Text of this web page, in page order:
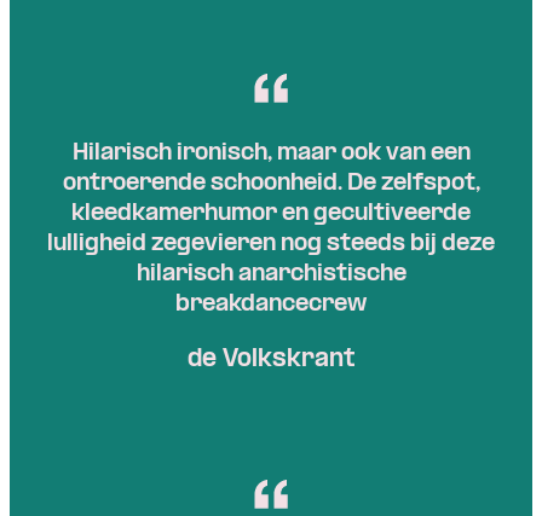
Hilarisch ironisch, maar ook van een
ontroerende schoonheid. De zelfspot,
kleedkamerhumor en gecultiveerde
lulligheid zegevieren nog steeds bij deze
hilarisch anarchistische
breakdancecrew
de Volkskrant